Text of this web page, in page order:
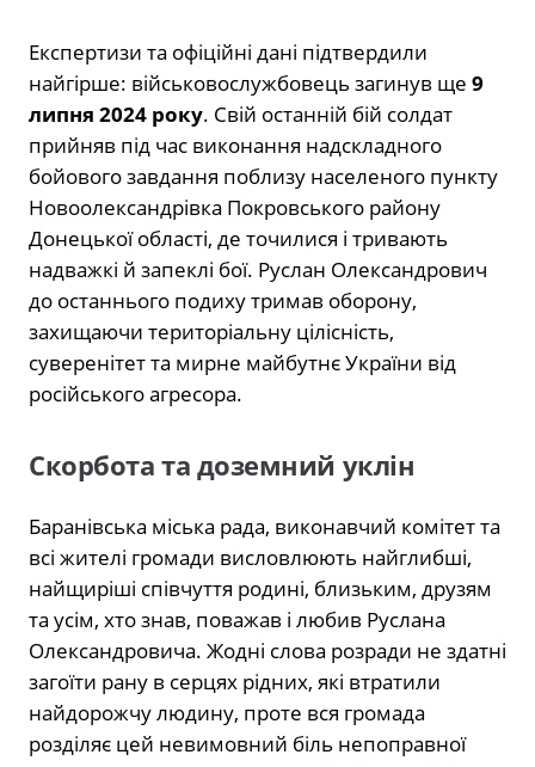
Експертизи та офіційні дані підтвердили
найгірше: військовослужбовець загинув ще 9
липня 2024 року. Свій останній бій солдат
прийняв під час виконання надскладного
бойового завдання поблизу населеного пункту
Новоолександрівка Покровського району
Донецької області, де точилися і тривають
надважкі й запеклі бої. Руслан Олександрович
до останнього подиху тримав оборону,
захищаючи територіальну цілісність,
суверенітет та мирне майбутнє України від
російського агресора.
Скорбота та доземний уклін
Баранівська міська рада, виконавчий комітет та
всі жителі громади висловлюють найглибші,
найщиріші співчуття родині, близьким, друзям
та усім, хто знав, поважав і любив Руслана
Олександровича. Жодні слова розради не здатні
загоїти рану в серцях рідних, які втратили
найдорожчу людину, проте вся громада
розділяє цей невимовний біль непоправної